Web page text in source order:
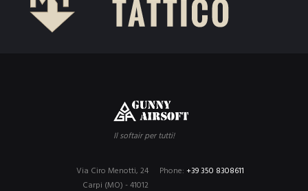
Il softair per tutti!
Phone: +39 350 8308611
Via Ciro Menotti, 24
Carpi (MO) - 41012